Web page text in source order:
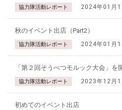
協力隊活動レポート 2024年01月
秋のイベント出店（Part2）
協力隊活動レポート 2024年01月
「第２回そうべつモルック大会」を
協力隊活動レポート 2023年12月
初めてのイベント出店